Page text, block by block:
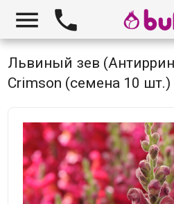
 
Львиный зев
Crimson (семена 10 шт.)